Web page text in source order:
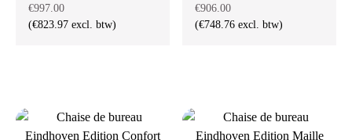
€997.00
(€823.97 excl. btw)
heures
€906.00
(€748.76 excl. btw)